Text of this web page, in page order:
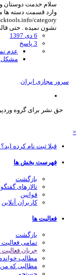
سلام خدمت دوستان و
وارد قسمت دسته ها
نشون نمیده . حتی
6 دی 1397
3 پاسخ
عدم
مشکل
سرور مجازی ایران
حق نشر برای گروه
قبلا ثبت نام کرده اید؟
فهرست بخش ها
بازگشت
تالارهای گفتگو
قوانین
کاربران آنلاین
فعالیت ها
بازگشت
تمامی فعالیت ها
جریان فعالیت
مطالب خوانده
مطالبی که من